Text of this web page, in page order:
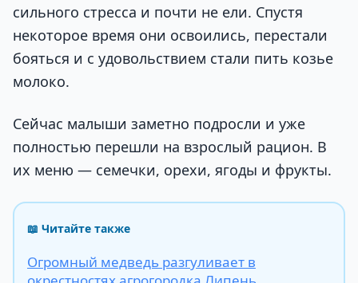
сильного стресса и почти не ели. Спустя
некоторое время они освоились, перестали
бояться и с удовольствием стали пить козье
молоко.
Сейчас малыши заметно подросли и уже
полностью перешли на взрослый рацион. В
их меню — семечки, орехи, ягоды и фрукты.
📖 Читайте также
Огромный медведь разгуливает в